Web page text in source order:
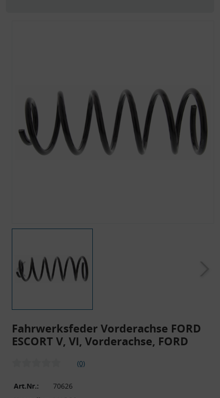
Fahrwerksfeder Vorderachse FORD
ESCORT V, VI, Vorderachse, FORD
(0)
Art.Nr.:
70626